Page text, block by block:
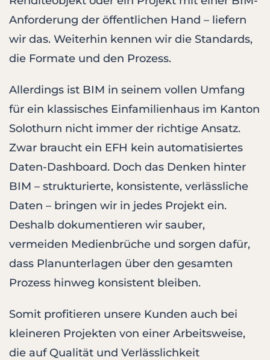
Anforderung der öffentlichen Hand – liefern
wir das. Weiterhin kennen wir die Standards,
die Formate und den Prozess.
Allerdings ist BIM in seinem vollen Umfang
für ein klassisches Einfamilienhaus im Kanton
Solothurn nicht immer der richtige Ansatz.
Zwar braucht ein EFH kein automatisiertes
Daten-Dashboard. Doch das Denken hinter
BIM – strukturierte, konsistente, verlässliche
Daten – bringen wir in jedes Projekt ein.
Deshalb dokumentieren wir sauber,
vermeiden Medienbrüche und sorgen dafür,
dass Planunterlagen über den gesamten
Prozess hinweg konsistent bleiben.
Somit profitieren unsere Kunden auch bei
kleineren Projekten von einer Arbeitsweise,
die auf Qualität und Verlässlichkeit